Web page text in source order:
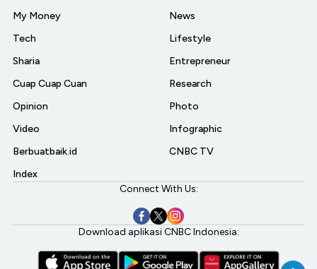
My Money
Tech
Sharia
Cuap Cuap Cuan
Opinion
Video
Berbuatbaik.id
Index
News
Lifestyle
Entrepreneur
Research
Photo
Infographic
CNBC TV
Connect With Us:
Download aplikasi CNBC Indonesia: